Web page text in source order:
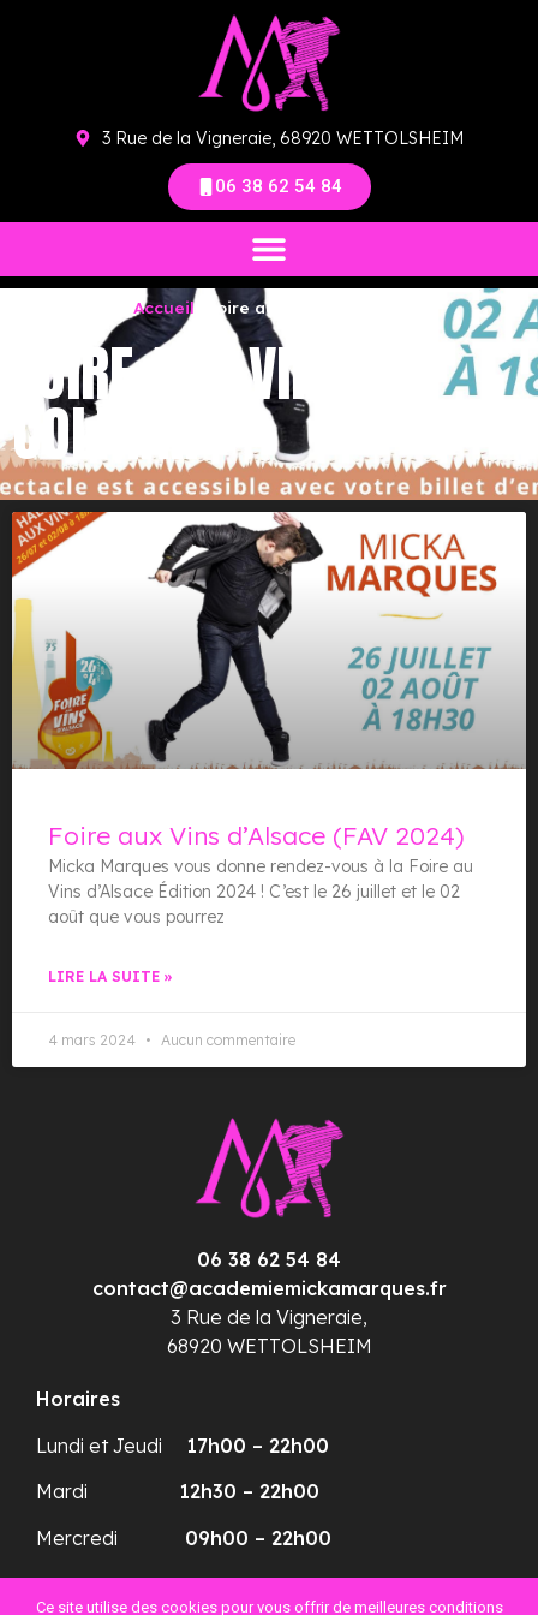
3 Rue de la Vigneraie, 68920 WETTOLSHEIM
06 38 62 54 84
Accueil foire aux vins colmar
FOIRE AUX VINS
COLMAR
Foire aux Vins d’Alsace (FAV 2024)
Micka Marques vous donne rendez-vous à la Foire au
Vins d’Alsace Édition 2024 ! C’est le 26 juillet et le 02
août que vous pourrez
LIRE LA SUITE »
4 mars 2024 Aucun commentaire
06 38 62 54 84
contact@academiemickamarques.fr
3 Rue de la Vigneraie,
68920 WETTOLSHEIM
Horaires
Lundi et Jeudi 17h00 – 22h00
Mardi 12h30 – 22h00
Mercredi 09h00 – 22h00
Ce site utilise des cookies pour vous offrir de meilleures conditions